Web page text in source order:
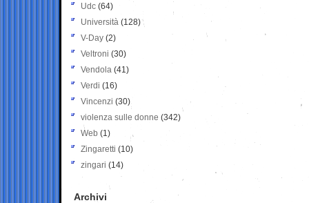
Udc (64)
Università (128)
V-Day (2)
Veltroni (30)
Vendola (41)
Verdi (16)
Vincenzi (30)
violenza sulle donne (342)
Web (1)
Zingaretti (10)
zingari (14)
Archivi